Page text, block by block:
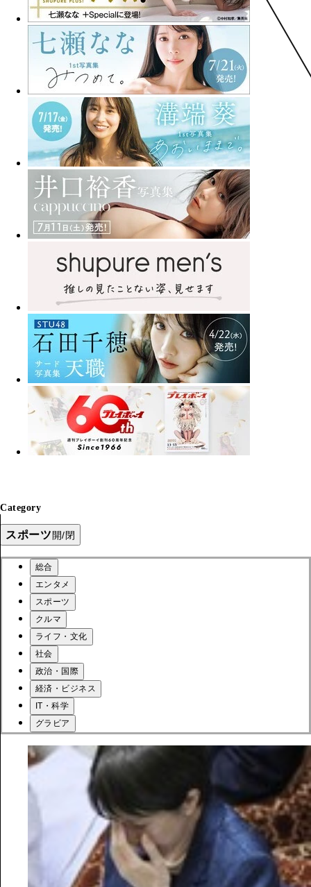
Category
スポーツ開/閉
総合
エンタメ
スポーツ
クルマ
ライフ・文化
社会
政治・国際
経済・ビジネス
IT・科学
グラビア